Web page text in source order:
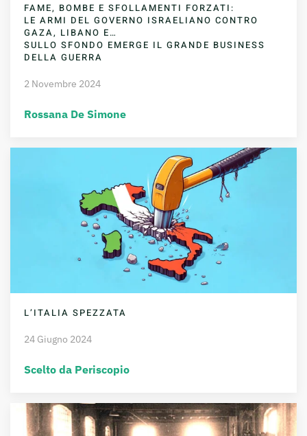
FAME, BOMBE E SFOLLAMENTI FORZATI:
LE ARMI DEL GOVERNO ISRAELIANO CONTRO
GAZA, LIBANO E…
SULLO SFONDO EMERGE IL GRANDE BUSINESS
DELLA GUERRA
2 Novembre 2024
Rossana De Simone
L’ITALIA SPEZZATA
24 Giugno 2024
Scelto da Periscopio